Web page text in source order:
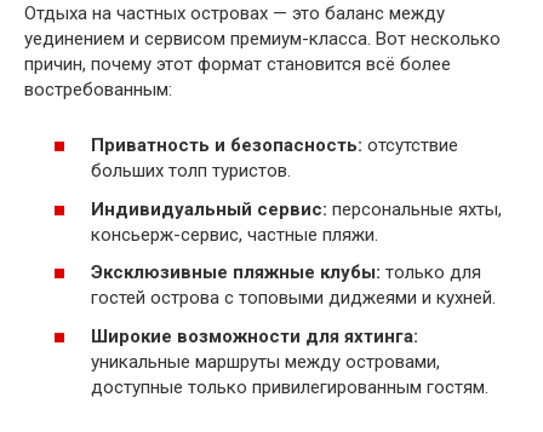
Отдыха на частных островах — это баланс между
уединением и сервисом премиум-класса. Вот несколько
причин, почему этот формат становится всё более
востребованным:
Приватность и безопасность: отсутствие
больших толп туристов.
Индивидуальный сервис: персональные яхты,
консьерж-сервис, частные пляжи.
Эксклюзивные пляжные клубы: только для
гостей острова с топовыми диджеями и кухней.
Широкие возможности для яхтинга:
уникальные маршруты между островами,
доступные только привилегированным гостям.